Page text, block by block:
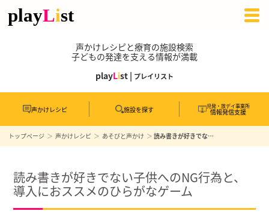
声かけレシピと療育の施設検索
子どもの発達を支える情報が満載
playList | プレイリスト
声かけレシピ 施設を探す 児発・放デイ事業所
情報発信支援
トップページ 声かけレシピ あそびと声かけ 読み書きが好きでない子供へのNG行為と、導入におススメのひらがなゲーム
読み書きが好きでない子供へのNG行為と、
導入におススメのひらがなゲーム